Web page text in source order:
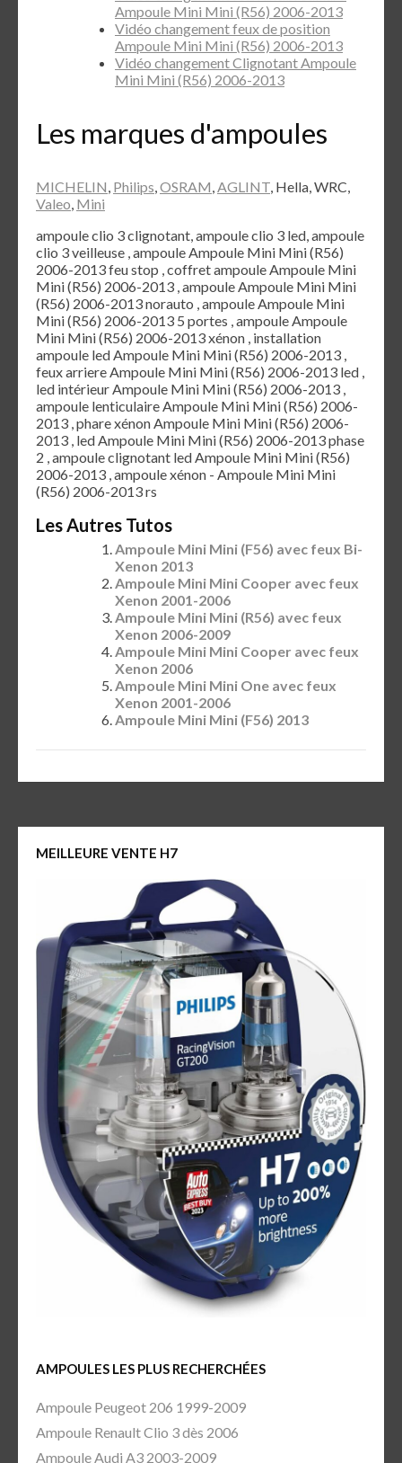
Ampoule Mini Mini (R56) 2006-2013
Vidéo changement feux de position
Ampoule Mini Mini (R56) 2006-2013
Vidéo changement Clignotant Ampoule
Mini Mini (R56) 2006-2013
Les marques d'ampoules
MICHELIN, Philips,OSRAM,AGLINT, Hella, WRC,
Valeo, Mini
ampoule clio 3 clignotant, ampoule clio 3 led, ampoule
clio 3 veilleuse , ampoule Ampoule Mini Mini (R56)
2006-2013 feu stop , coffret ampoule Ampoule Mini
Mini (R56) 2006-2013 , ampoule Ampoule Mini Mini
(R56) 2006-2013 norauto , ampoule Ampoule Mini
Mini (R56) 2006-2013 5 portes , ampoule Ampoule
Mini Mini (R56) 2006-2013 xénon , installation
ampoule led Ampoule Mini Mini (R56) 2006-2013 ,
feux arriere Ampoule Mini Mini (R56) 2006-2013 led ,
led intérieur Ampoule Mini Mini (R56) 2006-2013 ,
ampoule lenticulaire Ampoule Mini Mini (R56) 2006-
2013 , phare xénon Ampoule Mini Mini (R56) 2006-
2013 , led Ampoule Mini Mini (R56) 2006-2013 phase
2 , ampoule clignotant led Ampoule Mini Mini (R56)
2006-2013 , ampoule xénon - Ampoule Mini Mini
(R56) 2006-2013 rs
Les Autres Tutos
Ampoule Mini Mini (F56) avec feux Bi-
Xenon 2013
Ampoule Mini Mini Cooper avec feux
Xenon 2001-2006
Ampoule Mini Mini (R56) avec feux
Xenon 2006-2009
Ampoule Mini Mini Cooper avec feux
Xenon 2006
Ampoule Mini Mini One avec feux
Xenon 2001-2006
Ampoule Mini Mini (F56) 2013
MEILLEURE VENTE H7
AMPOULES LES PLUS RECHERCHÉES
Ampoule Peugeot 206 1999-2009
Ampoule Renault Clio 3 dès 2006
Ampoule Audi A3 2003-2009